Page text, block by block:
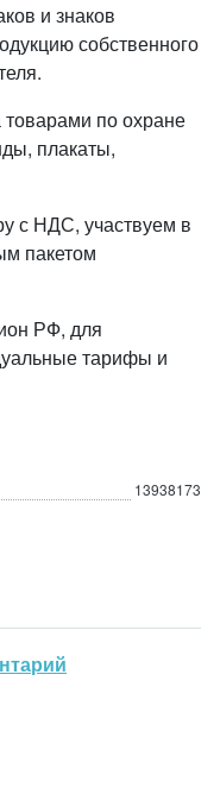
и знаков
собственного
по охране
плакаты,
с НДС, участвуем в
пакетом
РФ, для
тарифы и
13938173